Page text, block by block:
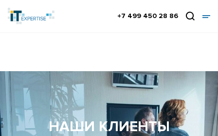
+7 499 450 28 86
НАШИ КЛИЕНТЫ